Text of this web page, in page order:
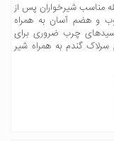
مناسب شیرخواران پس از
و هضم آسان به همراه
چرب ضروری برای
گندم به همراه شیر